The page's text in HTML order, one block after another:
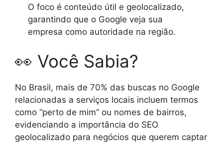
O foco é conteúdo útil e geolocalizado,
garantindo que o Google veja sua
empresa como autoridade na região.
👀 Você Sabia?
No Brasil, mais de 70% das buscas no Google
relacionadas a serviços locais incluem termos
como “perto de mim” ou nomes de bairros,
evidenciando a importância do SEO
geolocalizado para negócios que querem captar